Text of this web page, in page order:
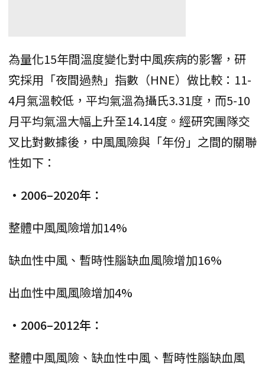
為量化15年間溫度變化對中風疾病的影響，研
究採用「夜間過熱」指數（HNE）做比較：11-
4月氣溫較低，平均氣溫為攝氏3.31度，而5-10
月平均氣溫大幅上升至14.14度。經研究團隊交
叉比對數據後，中風風險與「年份」之間的關聯
性如下：
•2006–2020年：
整體中風風險增加14%
缺血性中風、暫時性腦缺血風險增加16%
出血性中風風險增加4%
•2006–2012年：
整體中風風險、缺血性中風、暫時性腦缺血風